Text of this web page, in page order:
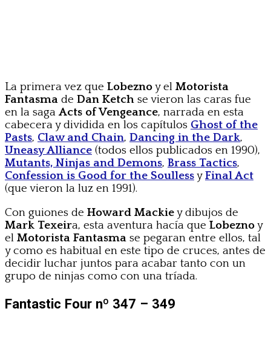
La primera vez que Lobeznoy el Motorista
Fantasma de Dan Ketch se vieron las caras fue
en la saga Acts of Vengeance, narrada en esta
cabecera y dividida en los capítulos Ghost of the
Pasts, Claw and Chain, Dancing in the Dark,
Uneasy Alliance (todos ellos publicados en 1990),
Mutants, Ninjas and Demons, Brass Tactics,
Confession is Good for the SoullessyFinal Act
(que vieron la luz en 1991).
Con guiones de Howard Mackiey dibujos de
Mark Texeira, esta aventura hacía que Lobeznoy
el Motorista Fantasma se pegaran entre ellos, tal
y como es habitual en este tipo de cruces, antes de
decidir luchar juntos para acabar tanto con un
grupo de ninjas como con una tríada.
Fantastic Four nº 347 – 349